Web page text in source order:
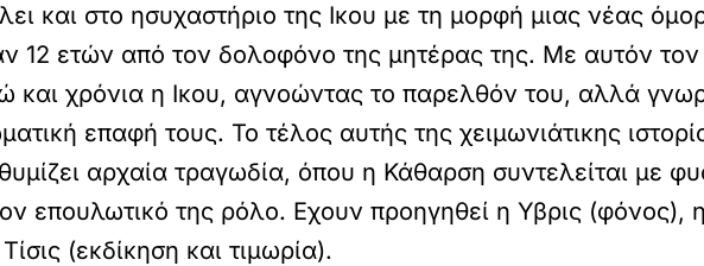
και στο ησυχαστήριο της Ικου με τη μορφή μιας νέας
12 ετών από τον δολοφόνο της μητέρας της. Με αυτόν
και χρόνια η Ικου, αγνοώντας το παρελθόν του, αλλά
επαφή τους. Το τέλος αυτής της χειμωνιάτικης
αρχαία τραγωδία, όπου η Κάθαρση συντελείται με
επουλωτικό της ρόλο. Εχουν προηγηθεί η Υβρις (φόνος),
(εκδίκηση και τιμωρία).